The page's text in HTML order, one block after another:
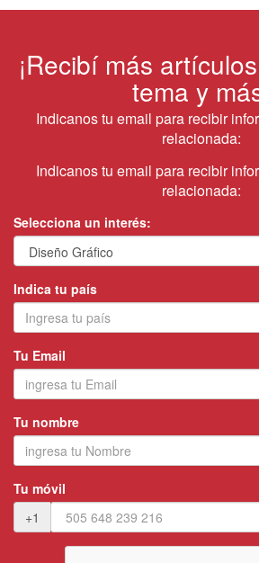
¡Recibí más
tema y
Indicanos tu email para recibir
relacionada:
Indicanos tu email para recibir
relacionada:
Selecciona un interés:
Indica tu país
Tu Email
Tu nombre
Tu móvil
+1